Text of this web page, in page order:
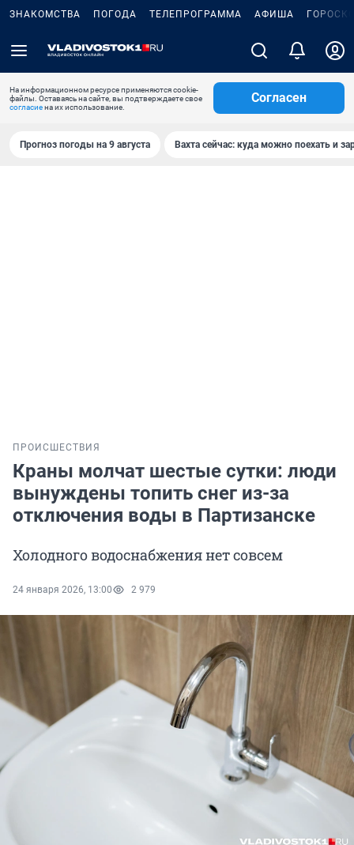
ЗНАКОМСТВА ПОГОДА ТЕЛЕПРОГРАММА АФИША
На информационном ресурсе применяются cookie-
файлы. Оставаясь на сайте, вы подтверждаете свое
согласиена их использование.
Согласен
Прогноз погоды на 9 августа Вахта сейчас: куда можно поехать и
ПРОИСШЕСТВИЯ
Краны молчат шестые сутки: люди
вынуждены топить снег из-за
отключения воды в Партизанске
Холодного водоснабжения нет совсем
24 января 2026, 13:00 2 979